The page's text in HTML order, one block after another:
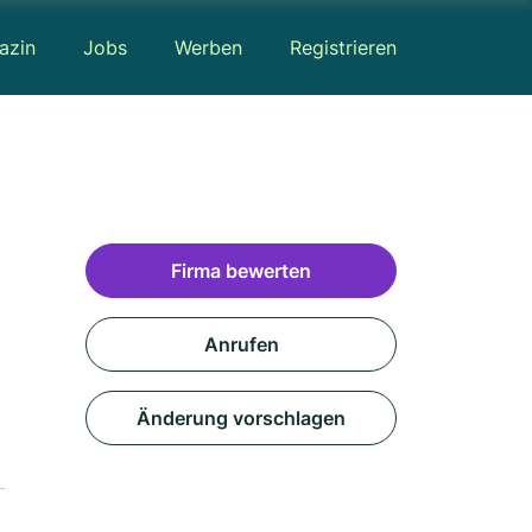
Jobs Werben Registrieren
Firma bewerten
Anrufen
Änderung vorschlagen